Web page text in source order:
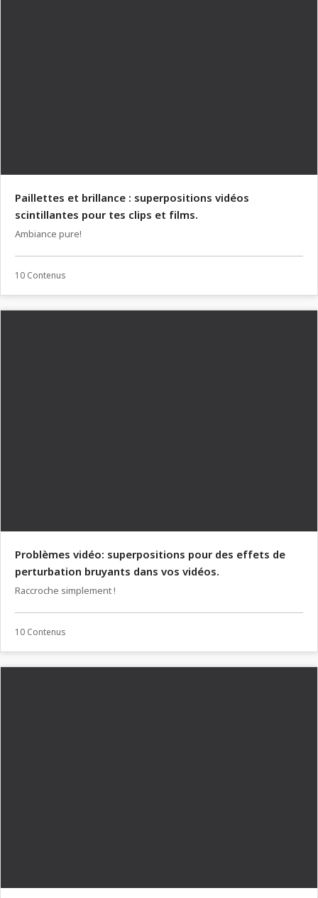
Paillettes et brillance : superpositions vidéos
scintillantes pour tes clips et films.
Ambiance pure!
10 Contenus
Problèmes vidéo: superpositions pour des effets de
perturbation bruyants dans vos vidéos.
Raccroche simplement !
10 Contenus